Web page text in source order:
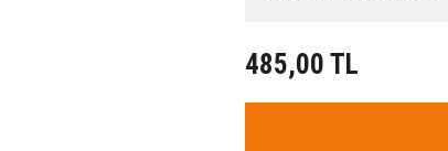
485,00 TL